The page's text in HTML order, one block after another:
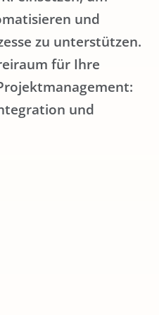
und
zu unterstützen.
für Ihre
und